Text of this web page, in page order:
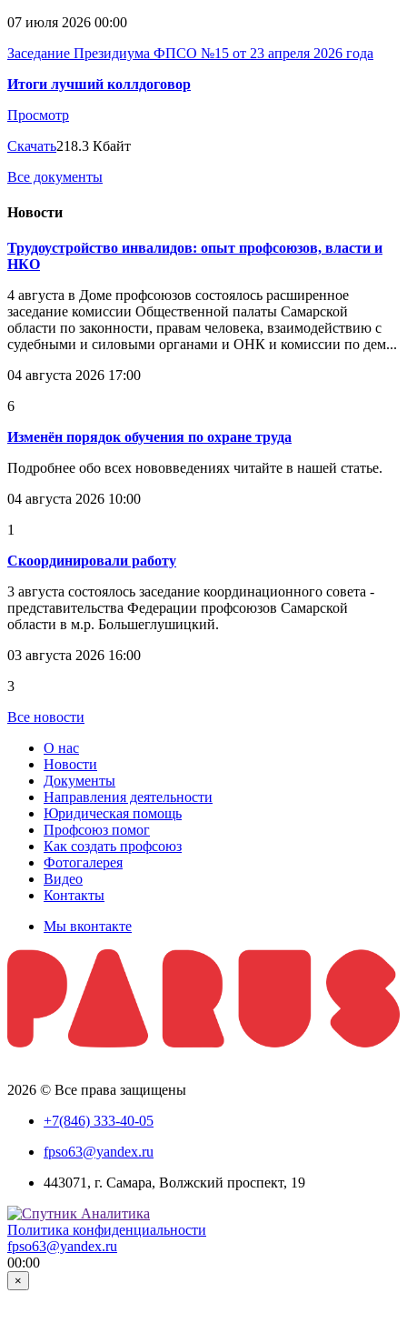
07 июля 2026 00:00
Заседание Президиума ФПСО №15 от 23 апреля 2026 года
Итоги лучший коллдоговор
Просмотр
Скачать218.3 Кбайт
Все документы
Новости
Трудоустройство инвалидов: опыт профсоюзов, власти и
НКО
4 августа в Доме профсоюзов состоялось расширенное
заседание комиссии Общественной палаты Самарской
области по законности, правам человека, взаимодействию с
судебными и силовыми органами и ОНК и комиссии по дем...
04 августа 2026 17:00
6
Изменён порядок обучения по охране труда
Подробнее обо всех нововведениях читайте в нашей статье.
04 августа 2026 10:00
1
Скоординировали работу
3 августа состоялось заседание координационного совета -
представительства Федерации профсоюзов Самарской
области в м.р. Большеглушицкий.
03 августа 2026 16:00
3
Все новости
О нас
Новости
Документы
Направления деятельности
Юридическая помощь
Профсоюз помог
Как создать профсоюз
Фотогалерея
Видео
Контакты
Мы вконтакте
2026 © Все права защищены
+7(846) 333-40-05
fpso63@yandex.ru
443071, г. Самара, Волжский проспект, 19
Политика конфиденциальности
fpso63@yandex.ru
00:00
×